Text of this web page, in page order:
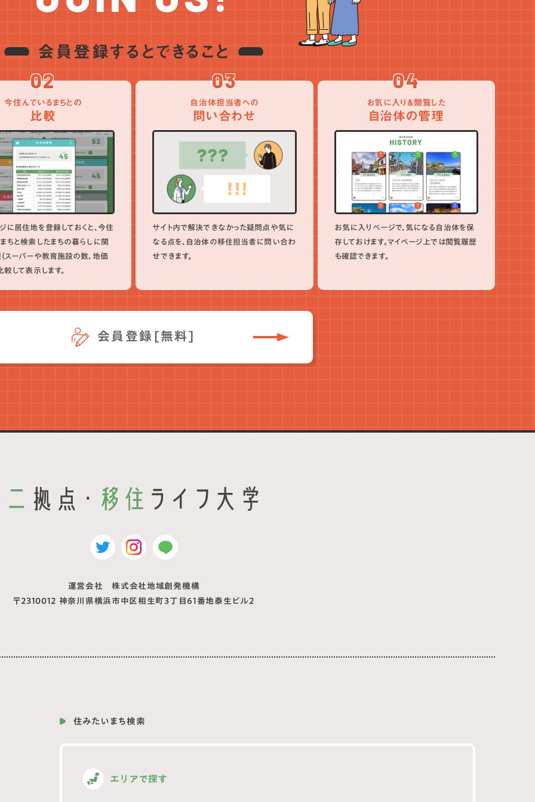
会員登録するとできること
02
今住んでいるまちとの
比較
に居住地を登録しておくと、今住
ちと検索したまちの暮らしに関
スーパーや教育施設の数、地価
較して表示します。
03
自治体担当者への
問い合わせ
サイト内で解決できなかった疑問点や気に
なる点を、自治体の移住担当者に問い合わ
せできます。
04
お気に入り＆閲覧した
自治体の管理
お気に入りページで、気になる自治体を保
存しておけます。マイページ上では閲覧履歴
も確認できます。
会員登録[無料]
運営会社 株式会社地域創発機構
〒2310012 神奈川県横浜市中区相生町3丁目61番地泰生ビル2
住みたいまち検索
エリアで探す